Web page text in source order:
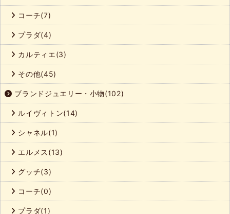
コーチ(7)
プラダ(4)
カルティエ(3)
その他(45)
ブランドジュエリー・小物(102)
ルイヴィトン(14)
シャネル(1)
エルメス(13)
グッチ(3)
コーチ(0)
プラダ(1)